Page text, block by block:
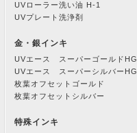
UVローラー洗い油 H-1
UVプレート洗浄剤
金・銀インキ
UVエース スーパーゴールドHG
UVエース スーパーシルバーHG
枚葉オフセットゴールド
枚葉オフセットシルバー
特殊インキ